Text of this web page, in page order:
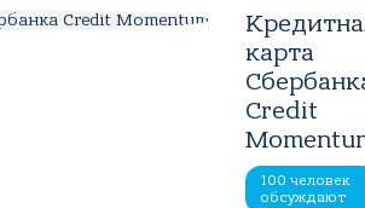
карта
Credit
100 человек
обсуждают